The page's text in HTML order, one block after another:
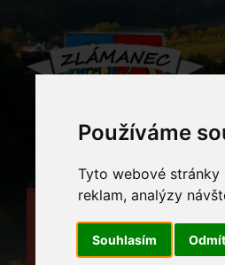
Používáme
Tyto webové stránky
reklam, analýzy
Souhlasím
OBECNÍ ÚŘAD